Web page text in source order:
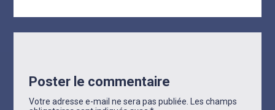
Poster le commentaire
Votre adresse e-mail ne sera pas publiée.
Les champs